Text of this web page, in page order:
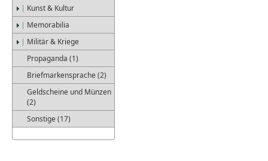
Kunst & Kultur
Memorabilia
Militär & Kriege
Propaganda (1)
Briefmarkensprache (2)
Geldscheine und Münzen
(2)
Sonstige (17)